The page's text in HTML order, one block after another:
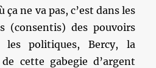
ne va pas, c’est dans les
(consentis) des pouvoirs
les politiques, Bercy, la
cette gabegie d’argent